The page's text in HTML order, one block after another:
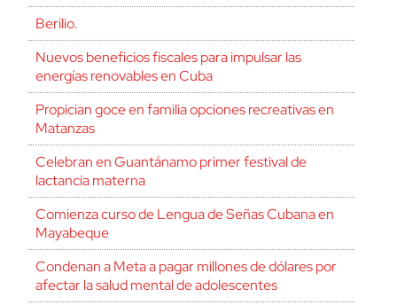
Berilio.
Nuevos beneficios fiscales para impulsar las
energías renovables en Cuba
Propician goce en familia opciones recreativas en
Matanzas
Celebran en Guantánamo primer festival de
lactancia materna
Comienza curso de Lengua de Señas Cubana en
Mayabeque
Condenan a Meta a pagar millones de dólares por
afectar la salud mental de adolescentes